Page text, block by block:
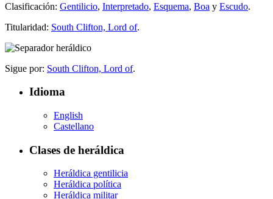
Clasificación: Gentilicio, Interpretado, Esquema, Boa y Escudo.
Titularidad: South Clifton, Lord of.
Sigue por: South Clifton, Lord of.
Idioma
English
Castellano
Clases de heráldica
Heráldica gentilicia
Heráldica política
Heráldica militar